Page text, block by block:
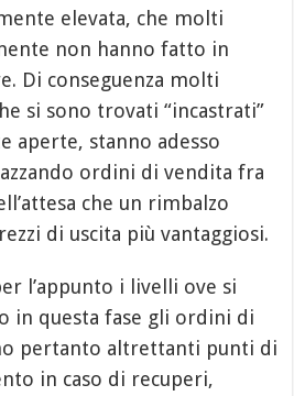
elevata, che molti
non hanno fatto in
Di conseguenza molti
si sono trovati “incastrati”
aperte, stanno adesso
ordini di vendita fra
che un rimbalzo
di uscita più vantaggiosi.
l’appunto i livelli ove si
in questa fase gli ordini di
pertanto altrettanti punti di
in caso di recuperi,